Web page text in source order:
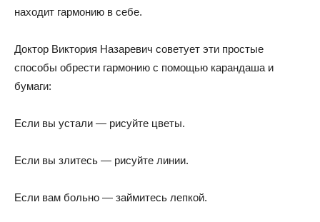
находит гармонию в себе.
Доктор Виктория Назаревич советует эти простые
способы обрести гармонию с помощью карандаша и
бумаги:
Если вы устали — рисуйте цветы.
Если вы злитесь — рисуйте линии.
Если вам больно — займитесь лепкой.